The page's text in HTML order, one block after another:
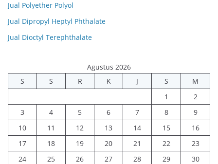
Jual Polyether Polyol
Jual Dipropyl Heptyl Phthalate
Jual Dioctyl Terephthalate
Agustus 2026
S
S R K J S
M
1
2
3
4 5 6 7 8
9
10
11 12 13 14 15
16
17
18 19 20 21 22
23
24
25 26 27 28 29
30